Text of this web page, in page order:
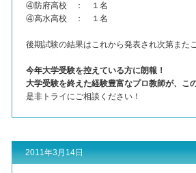
④防府高校 ： １名
④高水高校 ： １名
後期試験の結果はこれから発表され次第また
今年大学受験を控えている方に朗報！
大学受験を終えた経験豊富なプロ教師が、こ
是非トライにご相談ください！
2011年3月14日